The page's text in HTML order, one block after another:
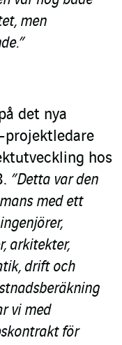
men
det nya
hos
”Detta var den
med ett
arkitekter,
drift och
vi med
för